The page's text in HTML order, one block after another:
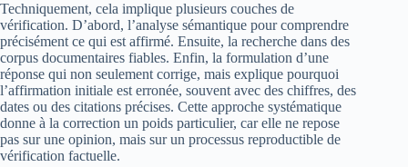
Techniquement, cela implique plusieurs couches de
vérification. D’abord, l’analyse sémantique pour comprendre
précisément ce qui est affirmé. Ensuite, la recherche dans des
corpus documentaires fiables. Enfin, la formulation d’une
réponse qui non seulement corrige, mais explique pourquoi
l’affirmation initiale est erronée, souvent avec des chiffres, des
dates ou des citations précises. Cette approche systématique
donne à la correction un poids particulier, car elle ne repose
pas sur une opinion, mais sur un processus reproductible de
vérification factuelle.